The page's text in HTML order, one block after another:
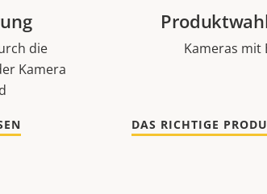
die
Kamera
Kameras mit
DAS RICHTIGE